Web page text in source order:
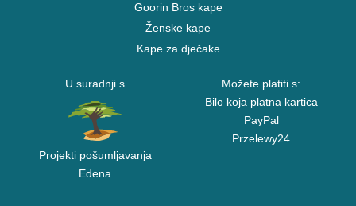
Goorin Bros kape
Ženske kape
Kape za dječake
U suradnji s
Projekti pošumljavanja
Edena
Možete platiti s:
Bilo koja platna kartica
PayPal
Przelewy24